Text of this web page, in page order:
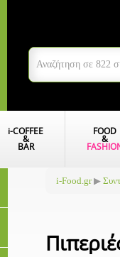
i-COFFEE
&
BAR
FOOD
&
i-Food.gr▶